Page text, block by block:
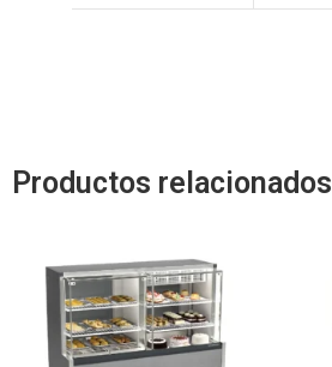
Productos relacionados